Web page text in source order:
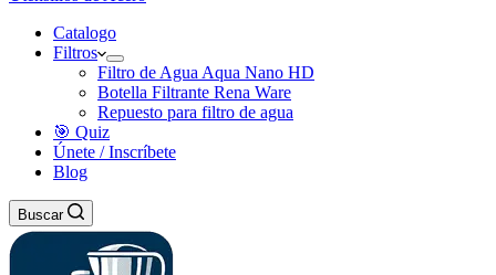
Catalogo
Filtros
Filtro de Agua Aqua Nano HD
Botella Filtrante Rena Ware
Repuesto para filtro de agua
🎯 Quiz
Únete / Inscríbete
Blog
Buscar